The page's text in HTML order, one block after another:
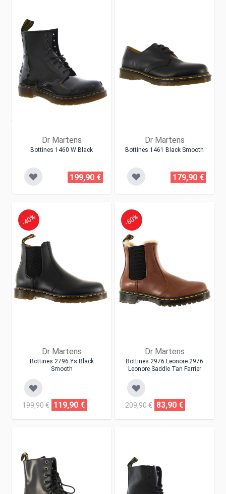
Dr Martens
Bottines 1460 W Black
199,90 €
Dr Martens
Bottines 1461 Black Smooth
179,90 €
Dr Martens
Bottines 2796 Ys Black
Smooth
-40%
199,90 € 119,90 €
Dr Martens
Bottines 2976 Leonore 2976
Leonore Saddle Tan Farrier
-60%
209,90 € 83,90 €